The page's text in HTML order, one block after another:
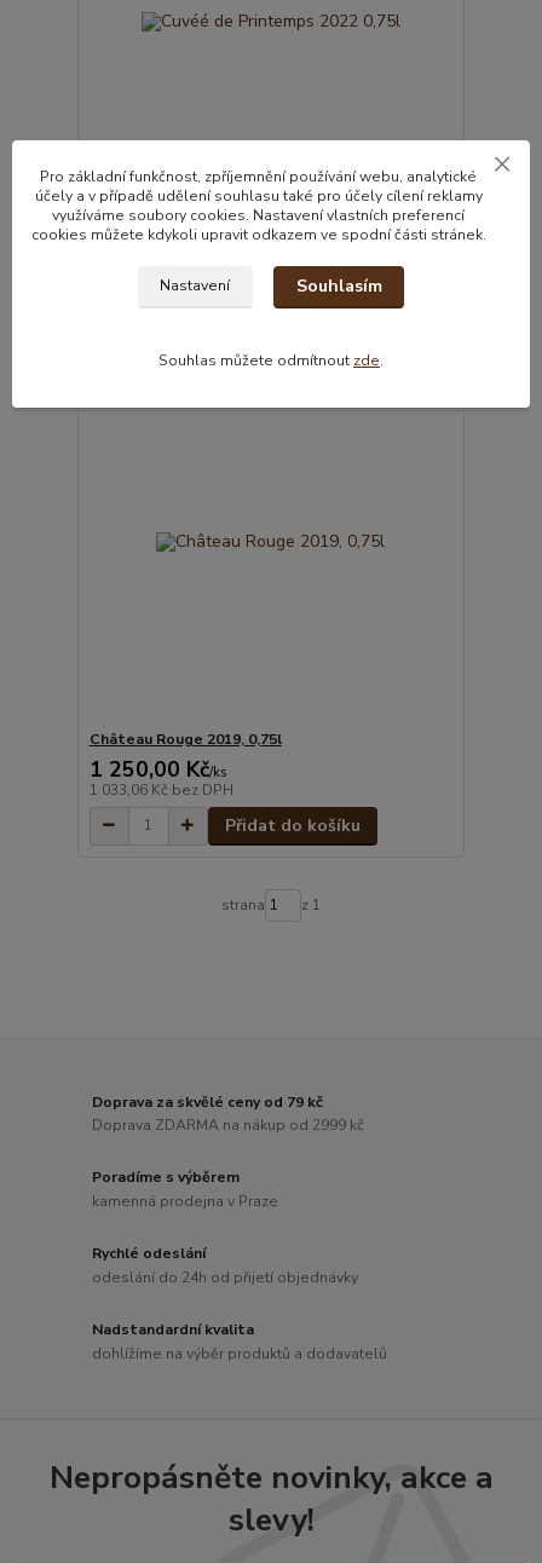
Cuvéé de Printemps 2022 0,75l
565,00 Kč
Přidat do košíku
Château Rouge 2019, 0,75l
1 250,00 Kč/ks
1 033,06 Kč bez DPH
Přidat do košíku
strana z 1
Doprava za skvělé ceny od 79 kč
Doprava ZDARMA na nákup od 2999 kč
Poradíme s výběrem
kamenná prodejna v Praze
Rychlé odeslání
odeslání do 24h od přijetí objednávky
Nadstandardní kvalita
dohlížíme na výběr produktů a dodavatelů
Nepropásněte novinky, akce a
slevy!
Pro základní funkčnost, zpříjemnění používání webu, analytické
účely a v případě udělení souhlasu také pro účely cílení reklamy
využíváme soubory cookies. Nastavení vlastních preferencí
cookies můžete kdykoli upravit odkazem ve spodní části stránek.
Nastavení Souhlasím
Souhlas můžete odmítnout zde.